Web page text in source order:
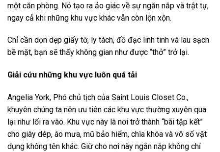
một căn phòng. Nó tạo ra ảo giác về sự ngăn nắp và trật tự,
ngay cả khi những khu vực khác vẫn còn lộn xộn.
Chỉ cần dọn dẹp giấy tờ, ly tách, đồ đạc linh tinh và lau sạch
bề mặt, bạn sẽ thấy không gian như được “thở” trở lại.
Giải cứu những khu vực luôn quá tải
Angelia York, Phó chủ tịch của Saint Louis Closet Co.,
khuyên chúng ta nên ưu tiên các khu vực thường xuyên qua
lại như lối ra vào. Khu vực này là nơi trở thành “bãi tập kết”
cho giày dép, áo mưa, mũ bảo hiểm, chìa khóa và vô số vật
dụng không tên khác. Giữ cho nơi này ngăn nắp không chỉ